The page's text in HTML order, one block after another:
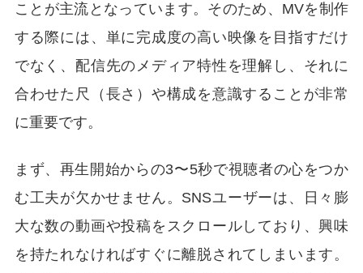
ことが主流となっています。そのため、MVを制作
する際には、単に完成度の高い映像を目指すだけ
でなく、配信先のメディア特性を理解し、それに
合わせた尺（長さ）や構成を意識することが非常
に重要です。
まず、再生開始からの3〜5秒で視聴者の心をつか
む工夫が欠かせません。SNSユーザーは、日々膨
大な数の動画や投稿をスクロールしており、興味
を持たれなければすぐに離脱されてしまいます。